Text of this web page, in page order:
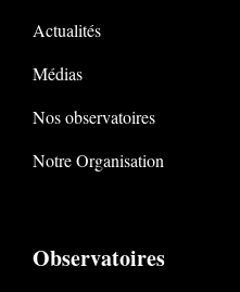
Actualités
Médias
Nos observatoires
Notre Organisation
Observatoires